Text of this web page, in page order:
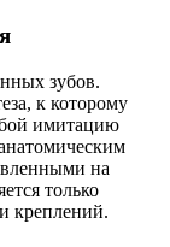
зубов.
к которому
имитацию
на
только
креплений.